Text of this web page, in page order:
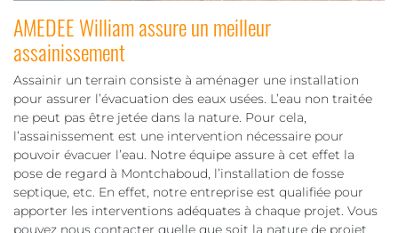
AMEDEE William assure un meilleur
assainissement
Assainir un terrain consiste à aménager une installation
pour assurer l’évacuation des eaux usées. L’eau non traitée
ne peut pas être jetée dans la nature. Pour cela,
l’assainissement est une intervention nécessaire pour
pouvoir évacuer l’eau. Notre équipe assure à cet effet la
pose de regard à Montchaboud, l’installation de fosse
septique, etc. En effet, notre entreprise est qualifiée pour
apporter les interventions adéquates à chaque projet. Vous
pouvez nous contacter quelle que soit la nature de projet